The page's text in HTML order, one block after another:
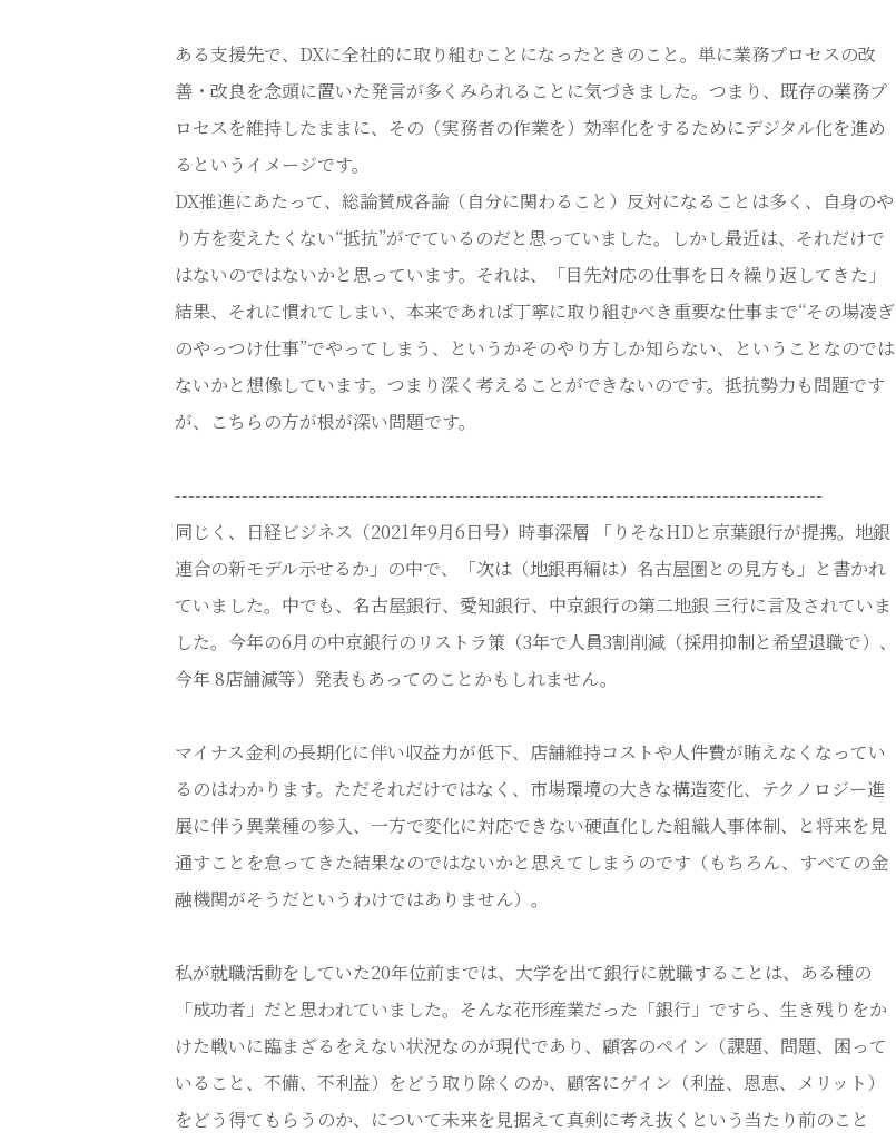
ある支援先で、DXに全社的に取り組むことになったときのこと。単に業務プロセスの改
善・改良を念頭に置いた発言が多くみられることに気づきました。つまり、既存の業務プ
ロセスを維持したままに、その（実務者の作業を）効率化をするためにデジタル化を進め
るというイメージです。
DX推進にあたって、総論賛成各論（自分に関わること）反対になることは多く、自身のや
り方を変えたくない“抵抗”がでているのだと思っていました。しかし最近は、それだけで
はないのではないかと思っています。それは、「目先対応の仕事を日々繰り返してきた」
結果、それに慣れてしまい、本来であれば丁寧に取り組むべき重要な仕事まで“その場凌ぎ
のやっつけ仕事”でやってしまう、というかそのやり方しか知らない、ということなのでは
ないかと想像しています。つまり深く考えることができないのです。抵抗勢力も問題です
が、こちらの方が根が深い問題です。
-------------------------------------------------------------------------------------------------
同じく、日経ビジネス（2021年9月6日号）時事深層 「りそなHDと京葉銀行が提携。地銀
連合の新モデル示せるか」の中で、「次は（地銀再編は）名古屋圏との見方も」と書かれ
ていました。中でも、名古屋銀行、愛知銀行、中京銀行の第二地銀 三行に言及されていま
した。今年の6月の中京銀行のリストラ策（3年で人員3割削減（採用抑制と希望退職で）、
今年 8店舗減等）発表もあってのことかもしれません。
マイナス金利の長期化に伴い収益力が低下、店舗維持コストや人件費が賄えなくなってい
るのはわかります。ただそれだけではなく、市場環境の大きな構造変化、テクノロジー進
展に伴う異業種の参入、一方で変化に対応できない硬直化した組織人事体制、と将来を見
通すことを怠ってきた結果なのではないかと思えてしまうのです（もちろん、すべての金
融機関がそうだというわけではありません）。
私が就職活動をしていた20年位前までは、大学を出て銀行に就職することは、ある種の
「成功者」だと思われていました。そんな花形産業だった「銀行」ですら、生き残りをか
けた戦いに臨まざるをえない状況なのが現代であり、顧客のペイン（課題、問題、困って
いること、不備、不利益）をどう取り除くのか、顧客にゲイン（利益、恩恵、メリット）
をどう得てもらうのか、について未来を見据えて真剣に考え抜くという当たり前のこと